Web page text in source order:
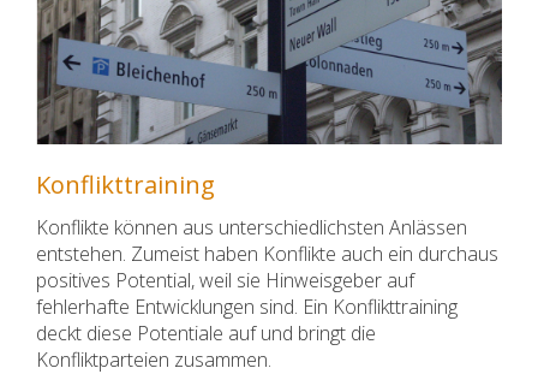
Konflikttraining
Konflikte können aus unterschiedlichsten Anlässen
entstehen. Zumeist haben Konflikte auch ein durchaus
positives Potential, weil sie Hinweisgeber auf
fehlerhafte Entwicklungen sind. Ein Konflikttraining
deckt diese Potentiale auf und bringt die
Konfliktparteien zusammen.